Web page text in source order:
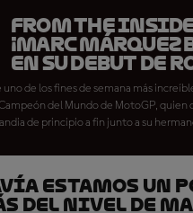
From the
¡Marc
en su debut de
uno de los fines de semana más
del Mundo de MotoGP, quien
de principio a fin junto a su
estamos un
del nivel de